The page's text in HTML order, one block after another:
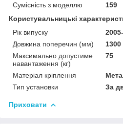
Сумісність з моделлю
159
Користувальницькі
Рік випуску
Довжина поперечин (мм)
1300
Максимально допустиме
навантаження (кг)
75
Матеріал кріплення
Тип установки
За
Приховати